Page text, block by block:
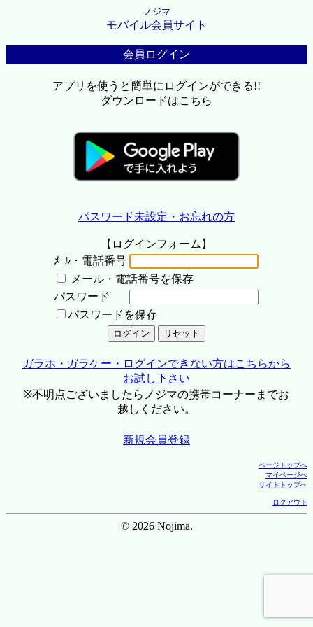
ノジマ
モバイル会員サイト
会員ログイン
アプリを使うと簡単にログインができる!!
ダウンロードはこちら
パスワード未設定・お忘れの方
【ログインフォーム】
ﾒｰﾙ・電話番号
メール・電話番号を保存
パスワード
パスワードを保存
ガラホ・ガラケー・ログインできない方はこちらから
お試し下さい
※不明点ございましたらノジマの携帯コーナーまでお
越しください。
新規会員登録
ページトップへ
マイページへ
サイトトップへ
ログアウト
© 2026 Nojima.